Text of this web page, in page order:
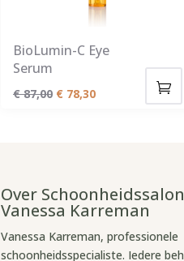
BioLumin-C Eye
Serum
€87,00 Oorspronkelijke
€ 78,30Huidige
Over Schoonheidssalon
Vanessa Karreman
Vanessa Karreman, professionele
schoonheidsspecialiste. Iedere